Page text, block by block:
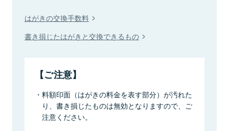
はがきの交換手数料
書き損じたはがきと交換できるもの
【ご注意】
料額印面（はがきの料金を表す部分）が汚れた
り、書き損じたものは無効となりますので、ご
注意ください。